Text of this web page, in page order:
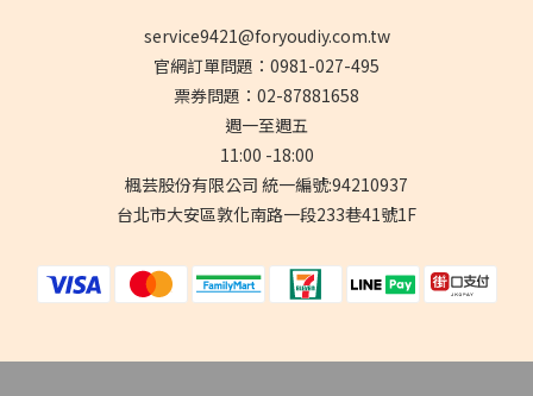
service9421@foryoudiy.com.tw
官網訂單問題：0981-027-495
票券問題：02-87881658
週一至週五
11:00 -18:00
楓芸股份有限公司 統一編號:94210937
台北市大安區敦化南路一段233巷41號1F